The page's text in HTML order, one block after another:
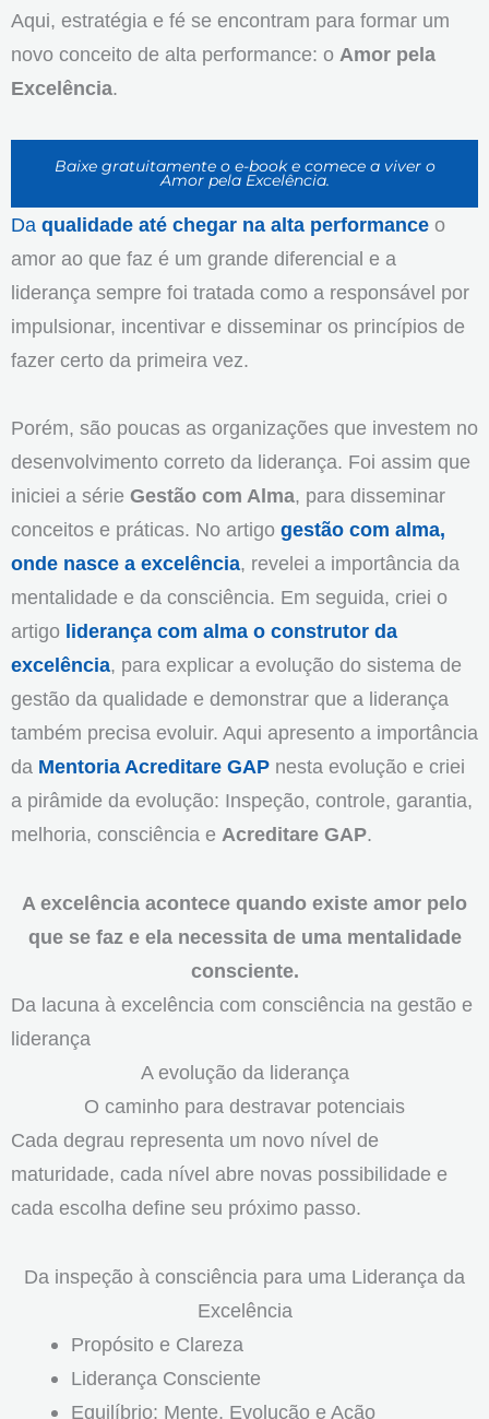
Aqui, estratégia e fé se encontram para formar um
novo conceito de alta performance: o Amor pela
Excelência.
Baixe gratuitamente o e-book e comece a viver o
Amor pela Excelência.
Da qualidade até chegar na alta performance o
amor ao que faz é um grande diferencial e a
liderança sempre foi tratada como a responsável por
impulsionar, incentivar e disseminar os princípios de
fazer certo da primeira vez.
Porém, são poucas as organizações que investem no
desenvolvimento correto da liderança. Foi assim que
iniciei a série Gestão com Alma, para disseminar
conceitos e práticas. No artigo gestão com alma,
onde nasce a excelência, revelei a importância da
mentalidade e da consciência. Em seguida, criei o
artigo liderança com alma o construtor da
excelência, para explicar a evolução do sistema de
gestão da qualidade e demonstrar que a liderança
também precisa evoluir. Aqui apresento a importância
da Mentoria Acreditare GAP nesta evolução e criei
a pirâmide da evolução: Inspeção, controle, garantia,
melhoria, consciência e Acreditare GAP.
A excelência acontece quando existe amor pelo
que se faz e ela necessita de uma mentalidade
consciente.
Da lacuna à excelência com consciência na gestão e
liderança
A evolução da liderança
O caminho para destravar potenciais
Cada degrau representa um novo nível de
maturidade, cada nível abre novas possibilidade e
cada escolha define seu próximo passo.
Da inspeção à consciência para uma Liderança da
Excelência
Propósito e Clareza
Liderança Consciente
Equilíbrio: Mente, Evolução e Ação